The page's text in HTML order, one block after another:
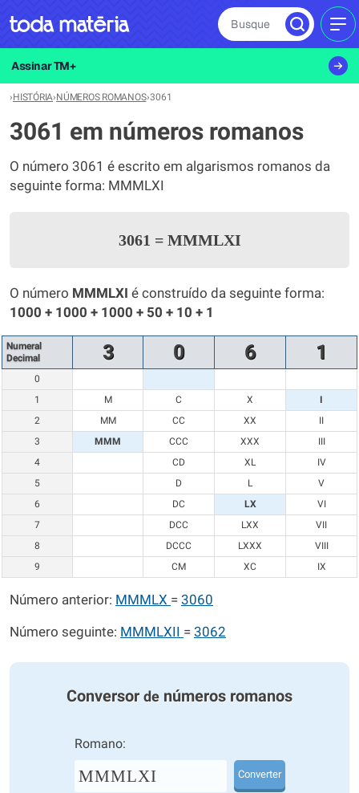
Busque
Assinar TM+
›HISTÓRIA›NÚMEROS ROMANOS›3061
3061 em números romanos
O número 3061 é escrito em algarismos romanos da
seguinte forma: MMMLXI
3061 =MMMLXI
O número MMMLXI é construído da seguinte forma:
1000 + 1000 + 1000 + 50 + 10 + 1
Numeral
Decimal
3 0 6 1
0
1
M C X
I
2
MM CC XX
II
3
MMM CCC XXX
III
4
CD XL
IV
5
D L
V
6
DC LX
VI
7
DCC LXX
VII
8
DCCC LXXX
VIII
9
CM XC IX
Número anterior: MMMLX = 3060
Número seguinte: MMMLXII = 3062
Conversor de números romanos
Romano:
MMMLXI Converter